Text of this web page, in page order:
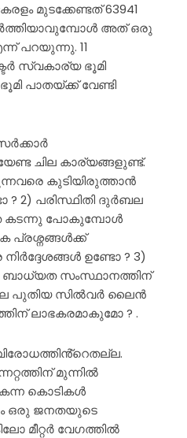
മുടക്കേണ്ടത് 63941
അത് ഒരു
പറയുന്നു. 11
സ്വകാര്യ ഭൂമി
പാതയ്ക്ക് വേണ്ടി
ചില കാര്യങ്ങളുണ്ട്.
കുടിയിരുത്താൻ
2) പരിസ്ഥിതി ദുർബല
കടന്നു പോകുമ്പോൾ
പ്രശ്നങ്ങൾക്ക്
ഉണ്ടോ ? 3)
ബാധ്യത സംസ്ഥാനത്തിന്
പുതിയ സിൽവർ ലൈൻ
ലാഭകരമാകുമോ ? .
മുന്നിൽ
കൊടികൾ
ഒരു ജനതയുടെ
മീറ്റർ വേഗത്തിൽ